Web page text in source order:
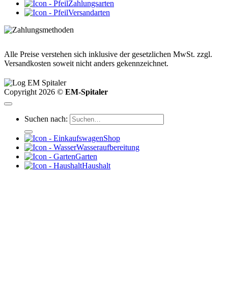
Zahlungsarten
Versandarten
Alle Preise verstehen sich inklusive der gesetzlichen MwSt. zzgl.
Versandkosten soweit nicht anders gekennzeichnet.
Copyright 2026 © EM-Spitaler
Suchen nach:
Shop
Wasseraufbereitung
Garten
Haushalt